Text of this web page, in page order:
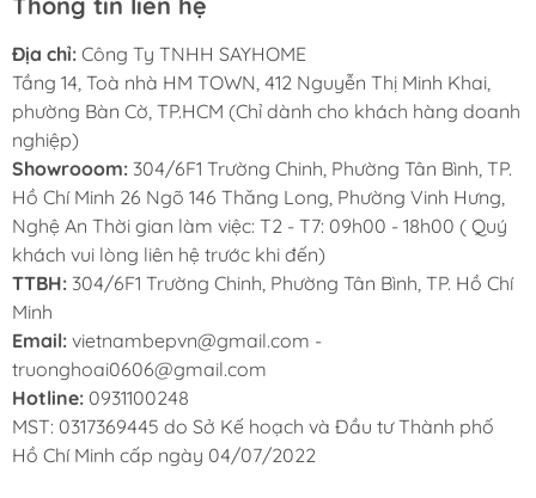
dàng thiết lập thời gian đun nấu, bếp sẽ tư
động ngắt khi hết thời gian đã được cài đặt
Bảo vệ quá nhiệt (cảm biến nhiệt độ tích
hợp trong từng vùng nấu): Bếp từ đôi
KAFF KF-HD28IIđược thiết kế cảm biến
nhiệt độ dưới mỗi vùng nấu, khi có hiện
tượng quá nhiệt ( nồi đun bị cạn, cháy,.. ) bếp
sẽ chủ động ngắt công suất để đảm bảo an
toàn cho thiết bị cũng như đảm bảo không sự
cố đáng tiếc xảy ra.
THÔNG TIN CHI TIẾT SẢN PHẨM
1. Đặc điểm nổi bật
Địa chỉ: Công Ty TNHH SAYHOME
Tầng 14, Toà nhà HM TOWN, 412 Nguyễn Thị Minh Khai,
phường Bàn Cờ, TP.HCM (Chỉ dành cho khách hàng doanh
nghiệp)
Showrooom: 304/6F1 Trường Chinh, Phường Tân Bình, TP.
Hồ Chí Minh 26 Ngõ 146 Thăng Long, Phường Vinh Hưng,
Nghệ An Thời gian làm việc: T2 - T7: 09h00 - 18h00 ( Quý
khách vui lòng liên hệ trước khi đến)
TTBH: 304/6F1 Trường Chinh, Phường Tân Bình, TP. Hồ Chí
Minh
Email: vietnambepvn@gmail.com -
truonghoai0606@gmail.com
Hotline: 0931100248
MST: 0317369445 do Sở Kế hoạch và Đầu tư Thành phố
Hồ Chí Minh cấp ngày 04/07/2022